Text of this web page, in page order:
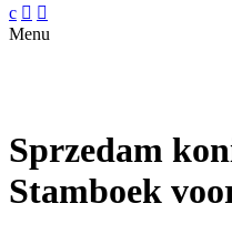
c  
Menu
Sprzedam
Stamboek